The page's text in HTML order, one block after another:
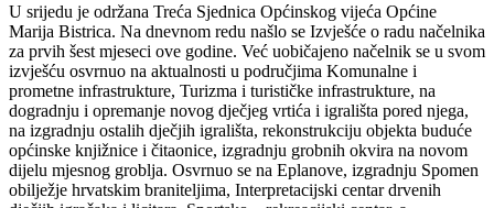
U srijedu je održana Treća Sjednica Općinskog vijeća Općine
Marija Bistrica. Na dnevnom redu našlo se Izvješće o radu načelnika
za prvih šest mjeseci ove godine. Već uobičajeno načelnik se u svom
izvješću osvrnuo na aktualnosti u područjima Komunalne i
prometne infrastrukture, Turizma i turističke infrastrukture, na
dogradnju i opremanje novog dječjeg vrtića i igrališta pored njega,
na izgradnju ostalih dječjih igrališta, rekonstrukciju objekta buduće
općinske knjižnice i čitaonice, izgradnju grobnih okvira na novom
dijelu mjesnog groblja. Osvrnuo se na Eplanove, izgradnju Spomen
obilježje hrvatskim braniteljima, Interpretacijski centar drvenih